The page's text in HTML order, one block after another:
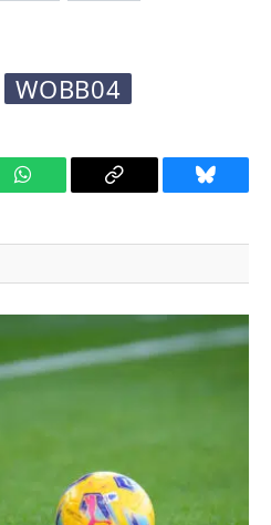
WOBB04
WhatsApp Copy
Bluesky